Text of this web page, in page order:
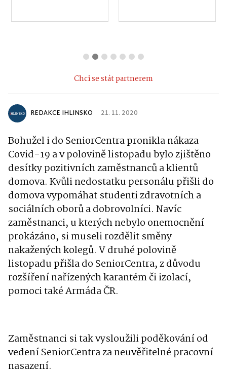
Chci se stát partnerem
REDAKCE IHLINSKO 21. 11. 2020
Bohužel i do SeniorCentra pronikla nákaza
Covid-19 a v polovině listopadu bylo zjištěno
desítky pozitivních zaměstnanců a klientů
domova. Kvůli nedostatku personálu přišli do
domova vypomáhat studenti zdravotních a
sociálních oborů a dobrovolníci. Navíc
zaměstnanci, u kterých nebylo onemocnění
prokázáno, si museli rozdělit směny
nakažených kolegů. V druhé polovině
listopadu přišla do SeniorCentra, z důvodu
rozšíření nařízených karantém či izolací,
pomoci také Armáda ČR.
Zaměstnanci si tak vysloužili poděkování od
vedení SeniorCentra za neuvěřitelné pracovní
nasazení.